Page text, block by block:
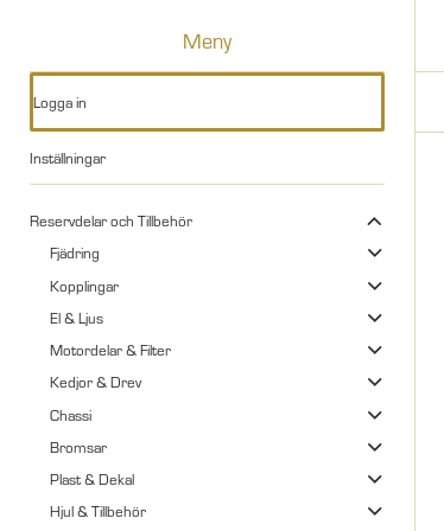
Meny
Logga in
Inställningar
Reservdelar och Tillbehör
Fjädring
Kopplingar
El & Ljus
Motordelar & Filter
Kedjor & Drev
Chassi
Bromsar
Plast & Dekal
Hjul & Tillbehör